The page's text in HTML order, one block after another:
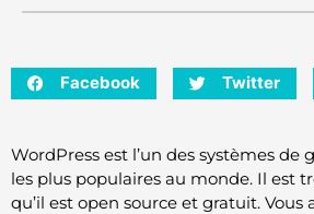
Facebook Twitter
WordPress est l’un des systèmes de
les plus populaires au monde. Il est
qu’il est open source et gratuit. Vous